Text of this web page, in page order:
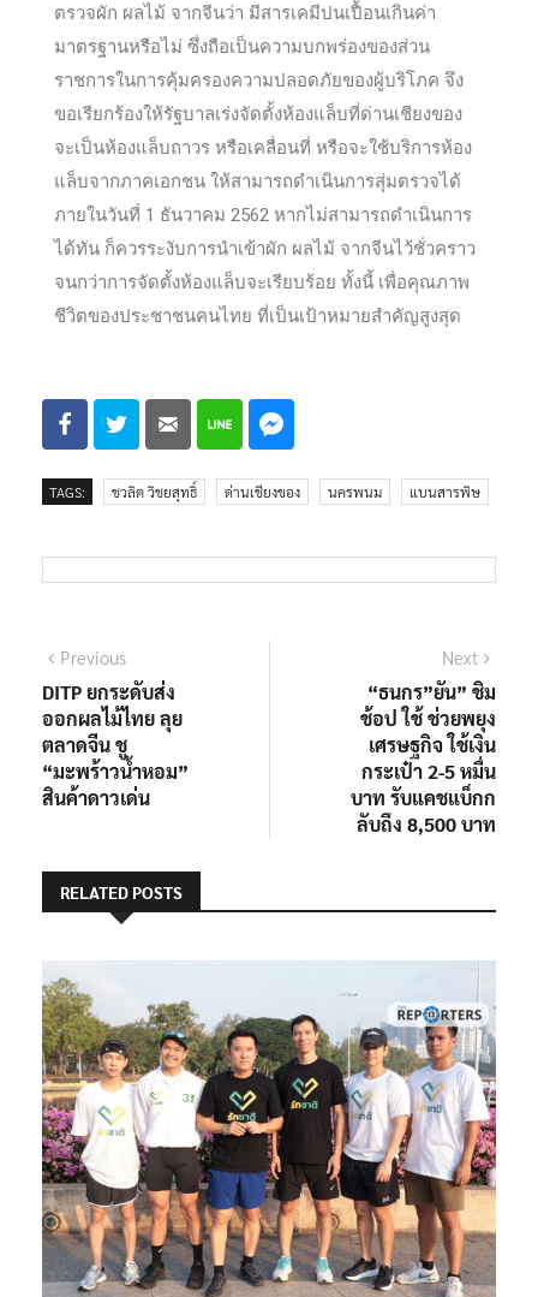
ตรวจผัก ผลไม้ จากจีนว่า มีสารเคมีปนเปื้อนเกินค่า
มาตรฐานหรือไม่ ซึ่งถือเป็นความบกพร่องของส่วน
ราชการในการคุ้มครองความปลอดภัยของผู้บริโภค จึง
ขอเรียกร้องให้รัฐบาลเร่งจัดตั้งห้องแล็บที่ด่านเชียงของ
จะเป็นห้องแล็บถาวร หรือเคลื่อนที่ หรือจะใช้บริการห้อง
แล็บจากภาคเอกชน ให้สามารถดำเนินการสุ่มตรวจได้
ภายในวันที่ 1 ธันวาคม 2562 หากไม่สามารถดำเนินการ
ได้ทัน ก็ควรระงับการนำเข้าผัก ผลไม้ จากจีนไว้ชั่วคราว
จนกว่าการจัดตั้งห้องแล็บจะเรียบร้อย ทั้งนี้ เพื่อคุณภาพ
ชีวิตของประชาชนคนไทย ที่เป็นเป้าหมายสำคัญสูงสุด
TAGS: ชวลิต วิชยสุทธิ์ ด่านเชียงของ นครพนม แบนสารพิษ
Previous
DITP ยกระดับส่ง
ออกผลไม้ไทย ลุย
ตลาดจีน ชู
“มะพร้าวน้ำหอม”
สินค้าดาวเด่น
Next
“ธนกร”ยัน” ชิม
ช้อป ใช้ ช่วยพยุง
เศรษฐกิจ ใช้เงิน
กระเป๋า 2-5 หมื่น
บาท รับแคชแบ็กก
ลับถึง 8,500 บาท
RELATED POSTS